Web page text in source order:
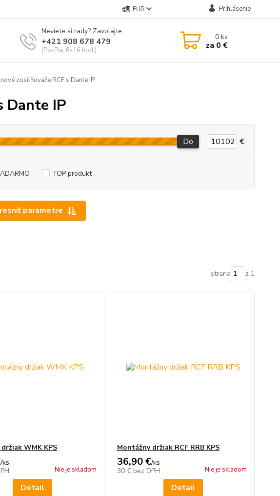
EUR Prihlásenie
Neviete si rady? Zavolajte.
+421 908 678 479
(Po-Pia, 8-16 hod.)
0ks
za 0 €
zosilňovače RCF s Dante IP
Dante IP
parametre
Do €
TOP produkt
strana z 1
WMK KPS
/ks
Nie je skladom
Detail
Montážny držiak RCF RRB KPS
36,90 €/ks
30 € bez DPH Nie je skladom
Detail